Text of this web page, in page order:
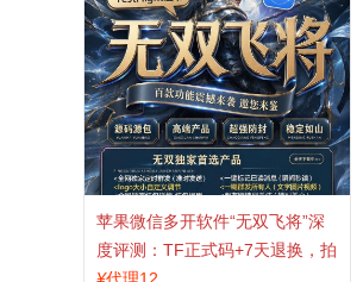
苹果微信多开软件“无双飞将”深
度评测：TF正式码+7天退换，拍